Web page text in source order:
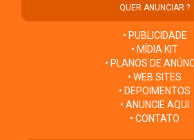
QUER ANUNCIAR ?
• PUBLICIDADE
• MÍDIA KIT
• PLANOS DE
• WEB SITES
• DEPOIMENTOS
• ANUNCIE AQUI
• CONTATO